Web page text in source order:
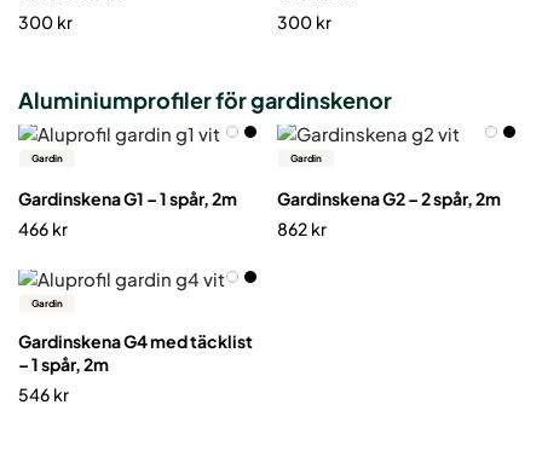
300 kr
300 kr
Aluminiumprofiler för gardinskenor
Gardin
Gardinskena G1 – 1 spår, 2m
466 kr
Gardin
Gardinskena G2 – 2 spår, 2m
862 kr
Gardin
Gardinskena G4 med täcklist
– 1 spår, 2m
546 kr